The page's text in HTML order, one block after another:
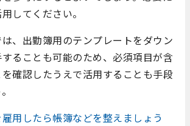
してください。
、出勤簿用のテンプレートをダウン
ることも可能のため、必須項目が含
確認したうえで活用することも手段
用したら帳簿などを整えましょう